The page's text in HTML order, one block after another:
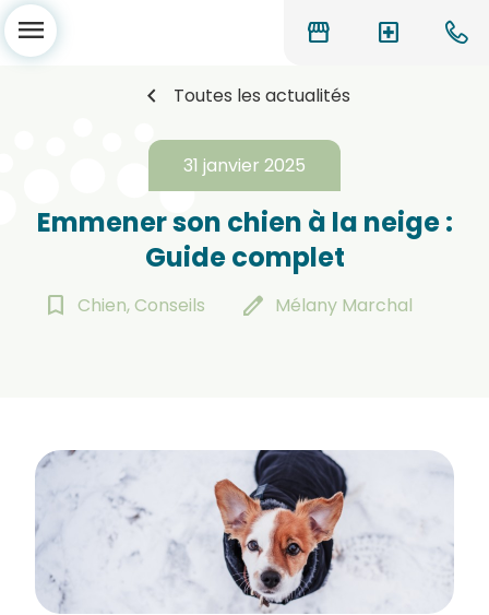
storefront local_hospital
menu
chevron_left Toutes les actualités
31 janvier 2025
Emmener son chien à la neige​ :
Guide complet
bookmark_border Chien, Conseils edit Mélany Marchal